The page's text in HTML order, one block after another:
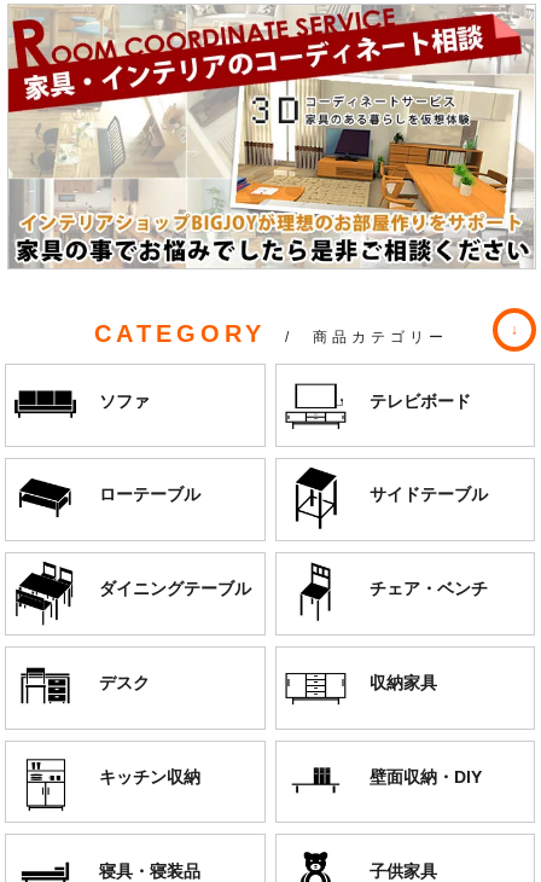
CATEGORY / 商品カテゴリー
ソファ テレビボード
ローテーブル サイドテーブル
ダイニングテーブル チェア・ベンチ
デスク 収納家具
キッチン収納 壁面収納・DIY
寝具・寝装品 子供家具